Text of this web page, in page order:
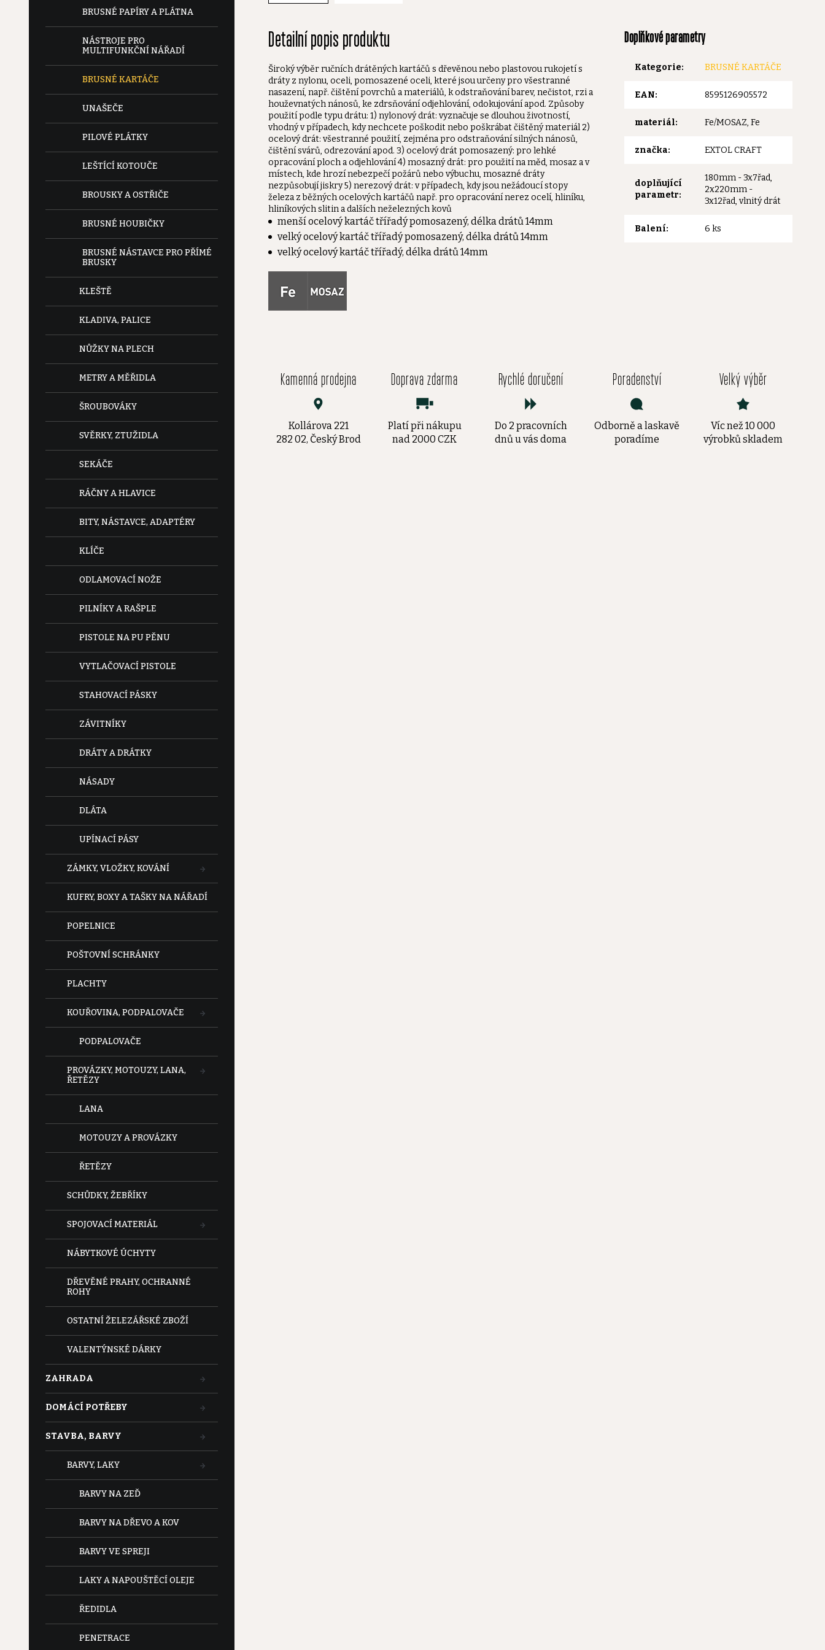
BRUSNÉ PAPÍRY A PLÁTNA
NÁSTROJE PRO
MULTIFUNKČNÍ NÁŘADÍ
BRUSNÉ KARTÁČE
UNAŠEČE
PILOVÉ PLÁTKY
LEŠTÍCÍ KOTOUČE
BROUSKY A OSTŘIČE
BRUSNÉ HOUBIČKY
BRUSNÉ NÁSTAVCE PRO PŘÍMÉ
BRUSKY
KLEŠTĚ
KLADIVA, PALICE
NŮŽKY NA PLECH
METRY A MĚŘIDLA
ŠROUBOVÁKY
SVĚRKY, ZTUŽIDLA
SEKÁČE
RÁČNY A HLAVICE
BITY, NÁSTAVCE, ADAPTÉRY
KLÍČE
ODLAMOVACÍ NOŽE
PILNÍKY A RAŠPLE
PISTOLE NA PU PĚNU
VYTLAČOVACÍ PISTOLE
STAHOVACÍ PÁSKY
ZÁVITNÍKY
DRÁTY A DRÁTKY
NÁSADY
DLÁTA
UPÍNACÍ PÁSY
ZÁMKY, VLOŽKY, KOVÁNÍ
KUFRY, BOXY A TAŠKY NA NÁŘADÍ
POPELNICE
POŠTOVNÍ SCHRÁNKY
PLACHTY
KOUŘOVINA, PODPALOVAČE
PODPALOVAČE
PROVÁZKY, MOTOUZY, LANA,
ŘETĚZY
LANA
MOTOUZY A PROVÁZKY
ŘETĚZY
SCHŮDKY, ŽEBŘÍKY
SPOJOVACÍ MATERIÁL
NÁBYTKOVÉ ÚCHYTY
DŘEVĚNÉ PRAHY, OCHRANNÉ
ROHY
OSTATNÍ ŽELEZÁŘSKÉ ZBOŽÍ
VALENTÝNSKÉ DÁRKY
ZAHRADA
DOMÁCÍ POTŘEBY
STAVBA, BARVY
BARVY, LAKY
BARVY NA ZEĎ
BARVY NA DŘEVO A KOV
BARVY VE SPREJI
LAKY A NAPOUŠTĚCÍ OLEJE
ŘEDIDLA
PENETRACE
Detailní popis produktu
Široký výběr ručních drátěných kartáčů s dřevěnou nebo plastovou rukojetí s
dráty z nylonu, oceli, pomosazené oceli, které jsou určeny pro všestranné
nasazení, např. čištění povrchů a materiálů, k odstraňování barev, nečistot, rzi a
houževnatých nánosů, ke zdrsňování odjehlování, odokujování apod. Způsoby
použití podle typu drátu: 1) nylonový drát: vyznačuje se dlouhou životností,
vhodný v případech, kdy nechcete poškodit nebo poškrábat čištěný materiál 2)
ocelový drát: všestranné použití, zejména pro odstraňování silných nánosů,
čištění svárů, odrezování apod. 3) ocelový drát pomosazený: pro lehké
opracování ploch a odjehlování 4) mosazný drát: pro použití na měd, mosaz a v
místech, kde hrozí nebezpečí požárů nebo výbuchu, mosazné dráty
nezpůsobují jiskry 5) nerezový drát: v případech, kdy jsou nežádoucí stopy
železa z běžných ocelových kartáčů např. pro opracování nerez ocelí, hliníku,
hliníkových slitin a dalších neželezných kovů
menší ocelový kartáč třířadý pomosazený, délka drátů 14mm
velký ocelový kartáč třířadý pomosazený, délka drátů 14mm
velký ocelový kartáč třířadý, délka drátů 14mm
Doplňkové parametry
Kategorie: BRUSNÉ KARTÁČE
EAN: 8595126905572
materiál: Fe/MOSAZ, Fe
značka: EXTOL CRAFT
doplňující
parametr:
180mm - 3x7řad,
2x220mm -
3x12řad, vlnitý drát
Balení: 6 ks
Kamenná prodejna
Kollárova 221
282 02, Český Brod
Doprava zdarma
Platí při nákupu
nad 2000 CZK
Rychlé doručení
Do 2 pracovních
dnů u vás doma
Poradenství
Odborně a laskavě
poradíme
Velký výběr
Víc než 10 000
výrobků skladem